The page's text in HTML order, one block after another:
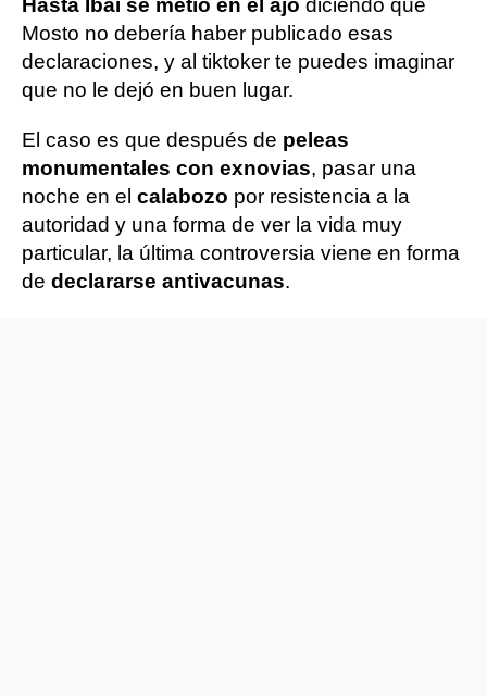
Hasta Ibai se metió en el ajo diciendo que
Mosto no debería haber publicado esas
declaraciones, y al tiktoker te puedes imaginar
que no le dejó en buen lugar.
El caso es que después de peleas
monumentales con exnovias, pasar una
noche en el calabozo por resistencia a la
autoridad y una forma de ver la vida muy
particular, la última controversia viene en forma
de declararse antivacunas.